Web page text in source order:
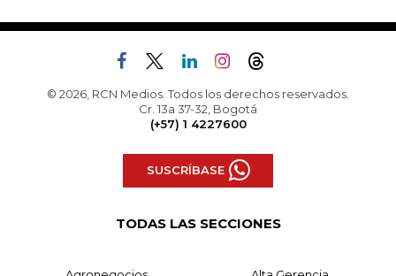
© 2026, RCN Medios. Todos los derechos reservados.
Cr. 13a 37-32, Bogotá
(+57) 1 4227600
SUSCRÍBASE
TODAS LAS SECCIONES